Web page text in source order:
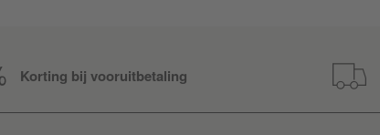
Korting bij vooruitbetaling